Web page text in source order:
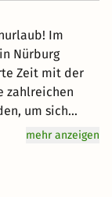
Im
Nürburg
Zeit mit der
zahlreichen
um sich
Hier findet
vital in den
mehr anzeigen